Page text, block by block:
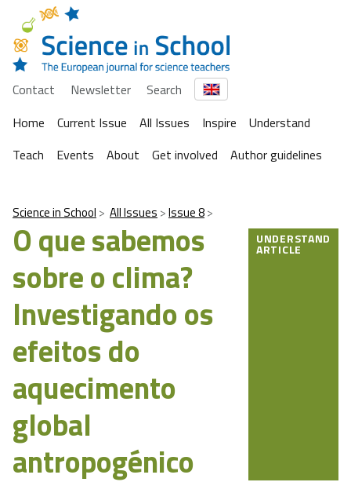
Contact Newsletter
Search
Home
Current Issue All Issues Inspire
Understand
Teach
Events About Get involved Author guidelines
Science in School All Issues Issue 8
O que sabemos
sobre o clima?
Investigando os
efeitos do
aquecimento
global
antropogénico
UNDERSTAND
ARTICLE